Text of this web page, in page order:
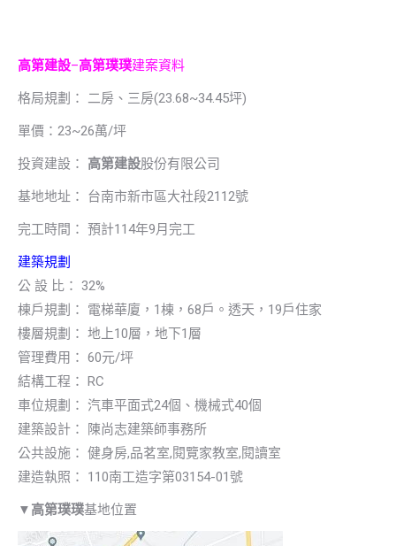
高第建設–高第璞璞建案資料
格局規劃： 二房、三房(23.68~34.45坪)
單價：23~26萬/坪
投資建設： 高第建設股份有限公司
基地地址： 台南市新市區大社段2112號
完工時間： 預計114年9月完工
建築規劃
公 設 比： 32%
棟戶規劃： 電梯華廈，1棟，68戶。透天，19戶住家
樓層規劃： 地上10層，地下1層
管理費用： 60元/坪
結構工程： RC
車位規劃： 汽車平面式24個、機械式40個
建築設計： 陳尚志建築師事務所
公共設施： 健身房,品茗室,閱覽家教室,閱讀室
建造執照： 110南工造字第03154-01號
▼ 高第璞璞基地位置